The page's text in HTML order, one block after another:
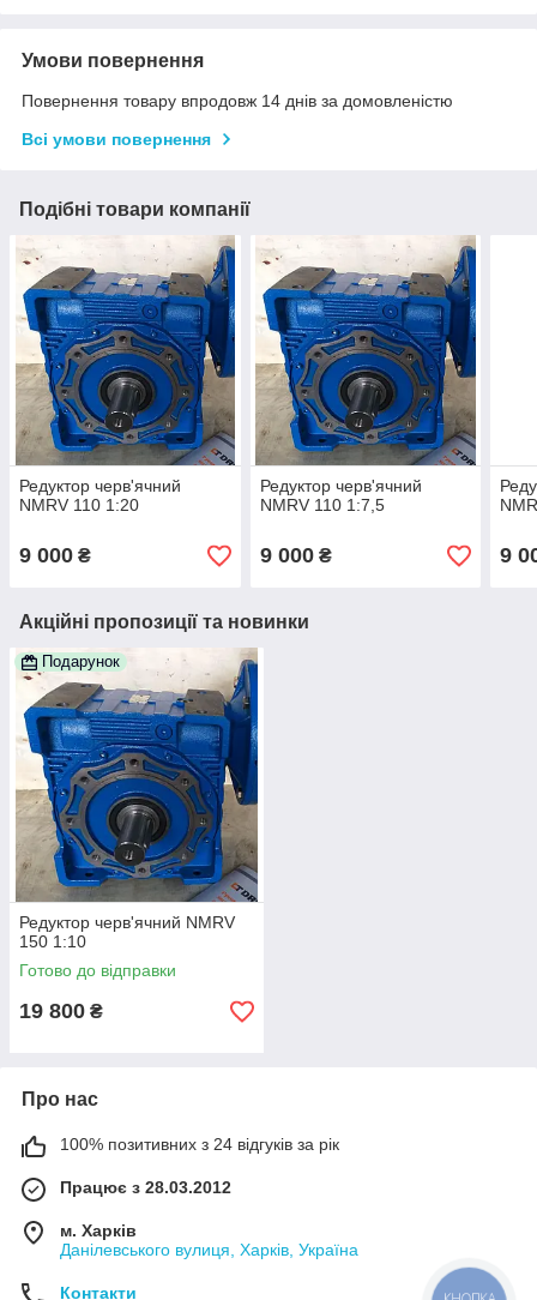
Умови повернення
Повернення товару впродовж 14 днів за домовленістю
Всі умови повернення
Подібні товари компанії
Редуктор черв'ячний
NMRV 110 1:20
9 000 ₴
Редуктор черв'ячний
NMRV 110 1:7,5
9 000₴ 9
Акційні пропозиції та новинки
Подарунок
Редуктор черв'ячний NMRV
150 1:10
Готово до відправки
19 800 ₴
Про нас
100% позитивних з 24 відгуків за рік
Працює з 28.03.2012
м. Харків
Данілевського вулиця, Харків, Україна
Контакти